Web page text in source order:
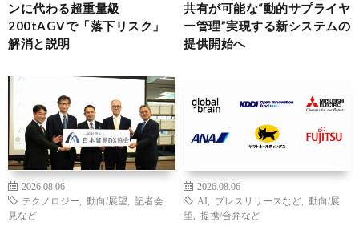
ンに代わる超重量級
200tAGVで「落下リスク」
解消と説明
共有が可能な“動的サプライヤ
ー管理”実現する新システムの
提供開始へ
2026.08.06
テクノロジー
動向/展望
記者会
見など
2026.08.06
AI
プレスリリースなど
動向/展
望
提携/合弁など